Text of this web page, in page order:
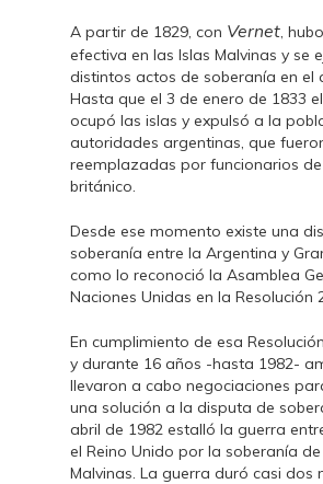
A partir de 1829, con Vernet,
efectiva en las Islas Malvinas y se
distintos actos de soberanía en el
Hasta que el 3 de enero de 1833
ocupó las islas y expulsó a la
autoridades argentinas, que
reemplazadas por funcionarios
británico.
Desde ese momento existe una
soberanía entre la Argentina y
como lo reconoció la Asamblea
Naciones Unidas en la Resolución
En cumplimiento de esa
y durante 16 años -hasta 1982-
llevaron a cabo negociaciones
una solución a la disputa de
abril de 1982 estalló la guerra
el Reino Unido por la soberanía de
Malvinas. La guerra duró casi dos